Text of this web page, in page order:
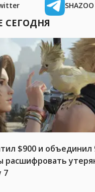
СЕГОДНЯ
$900 и объединил
расшифровать
7